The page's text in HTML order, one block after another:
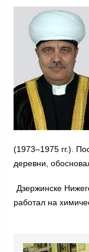
(1973–1975 гг.).
деревни,
Дзержинске
работал на